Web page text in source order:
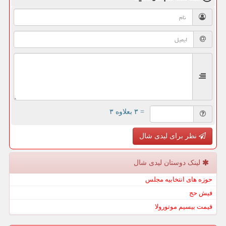
= ۳ بعلاوه ۳
نظر برای لیدی شال
لینک دوستان لیدی شال
حوزه های انتخابیه مجلس
فیش حج
قیمت بیسیم موتورولا